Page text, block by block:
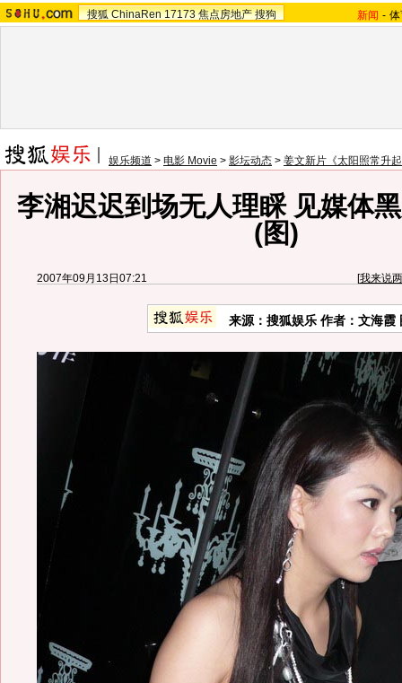
搜狐 ChinaRen 17173 焦点房地产 搜狗 新闻 -
娱乐频道 > 电影 Movie > 影坛动态 > 姜文新片《太阳照常升
李湘迟迟到场无人理睬 见媒体
(图)
2007年09月13日07:21 [我来说
来源：搜狐娱乐 作者：文海霞